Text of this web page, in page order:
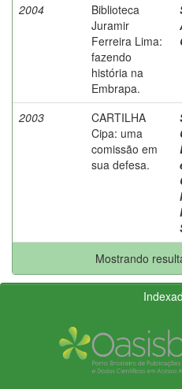
2004
Biblioteca
Juramir
Ferreira Lima:
fazendo
história na
Embrapa.
2003
CARTILHA
Cipa: uma
comissão em
sua defesa.
Mostrando